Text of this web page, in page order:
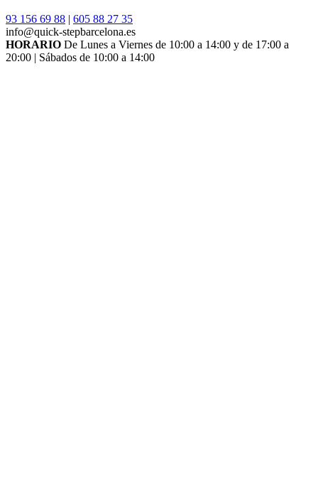
93 156 69 88 | 605 88 27 35
info@quick-stepbarcelona.es
HORARIO De Lunes a Viernes de 10:00 a 14:00 y de 17:00 a
20:00 | Sábados de 10:00 a 14:00